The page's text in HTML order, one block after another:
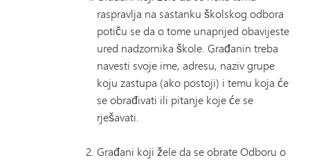
raspravlja na sastanku školskog odbora
potiču se da o tome unaprijed obavijeste
ured nadzornika škole. Građanin treba
navesti svoje ime, adresu, naziv grupe
koju zastupa (ako postoji) i temu koja će
se obrađivati ​​ili pitanje koje će se
rješavati.
Građani koji žele da se obrate Odboru o